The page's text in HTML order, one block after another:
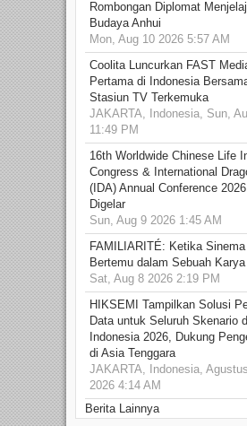
Rombongan Diplomat
Budaya Anhui
Mon, Aug 10 2026 5:57 AM
Coolita Luncurkan FAST
Pertama di Indonesia
Stasiun TV Terkemuka
JAKARTA, Indonesia, Sun,
11:49 PM
16th Worldwide Chinese Life
Congress & International
(IDA) Annual Conference
Digelar
Sun, Aug 9 2026 1:45 AM
FAMILIARITÉ: Ketika
Bertemu dalam Sebuah
Sat, Aug 8 2026 2:19 PM
HIKSEMI Tampilkan Solusi
Data untuk Seluruh Skenario
Indonesia 2026, Dukung
di Asia Tenggara
JAKARTA, Indonesia,
2026 4:14 AM
Berita Lainnya